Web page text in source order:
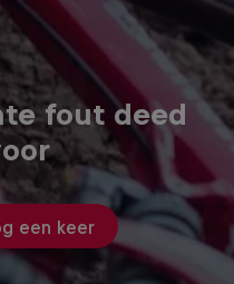
fout deed
een keer